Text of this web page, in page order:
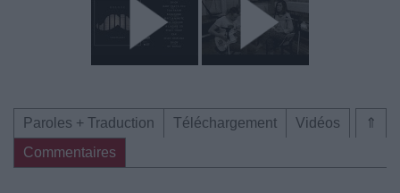
⇑
Paroles + Traduction Téléchargement
Vidéos
Commentaires